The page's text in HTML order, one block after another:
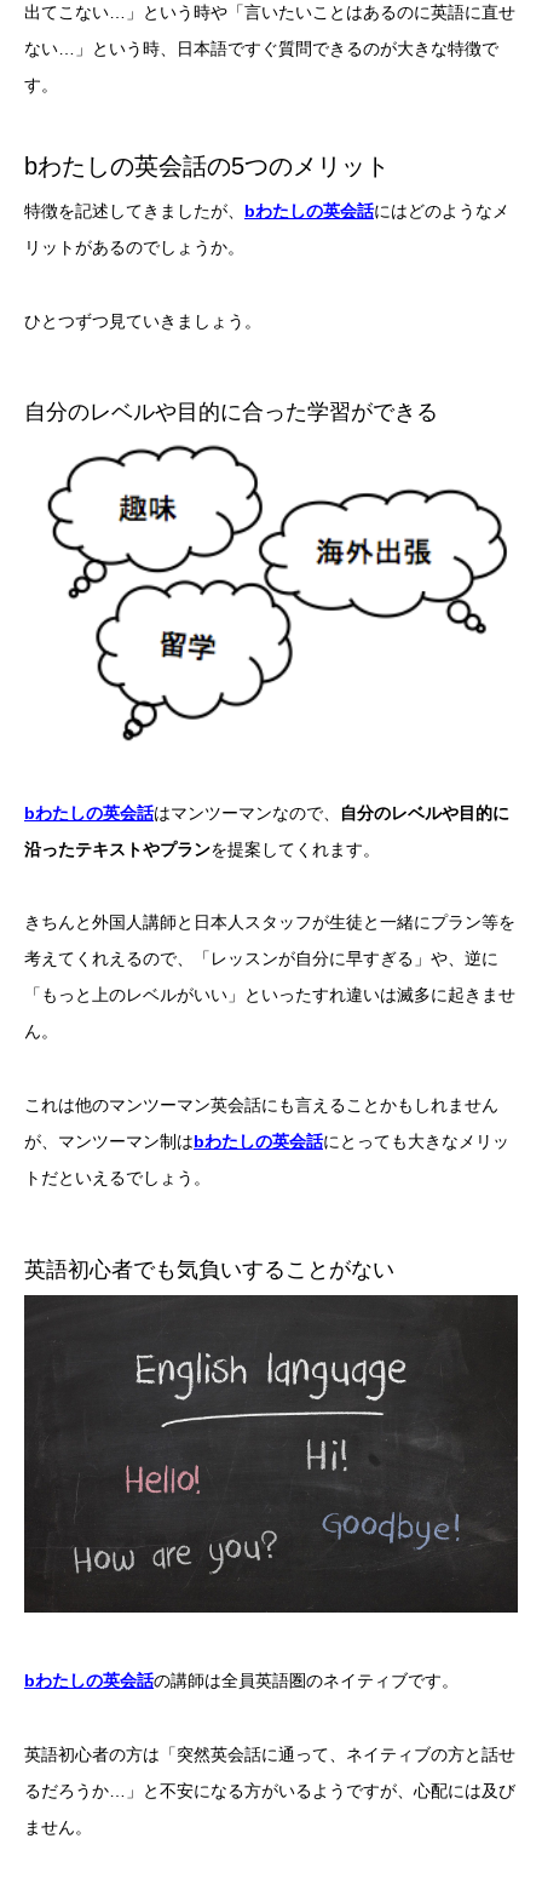
出てこない…」という時や「言いたいことはあるのに英語に直せ
ない…」という時、日本語ですぐ質問できるのが大きな特徴で
す。
bわたしの英会話の5つのメリット
特徴を記述してきましたが、 bわたしの英会話にはどのようなメ
リットがあるのでしょうか。
ひとつずつ見ていきましょう。
自分のレベルや目的に合った学習ができる
bわたしの英会話はマンツーマンなので、
自分のレベルや目的に
沿ったテキストやプランを提案してくれます。
きちんと外国人講師と日本人スタッフが生徒と一緒にプラン等を
考えてくれえるので、「レッスンが自分に早すぎる」や、逆に
「もっと上のレベルがいい」といったすれ違いは滅多に起きませ
ん。
これは他のマンツーマン英会話にも言えることかもしれません
が、マンツーマン制はbわたしの英会話にとっても大きなメリッ
トだといえるでしょう。
英語初心者でも気負いすることがない
bわたしの英会話の講師は全員英語圏のネイティブです。
英語初心者の方は「突然英会話に通って、ネイティブの方と話せ
るだろうか…」と不安になる方がいるようですが、心配には及び
ません。